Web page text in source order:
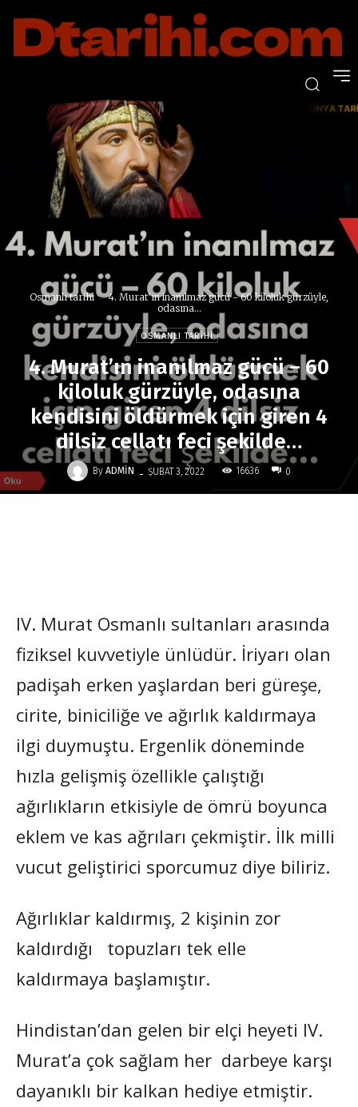
Osmanlı tarihi
4. Murat'ın inanılmaz gücü - 60 kiloluk gürzüyle,
odasına...
OSMANLI TARIHI
4. Murat’ın inanılmaz gücü – 60
kiloluk gürzüyle, odasına
kendisini öldürmek için giren 4
dilsiz cellatı feci şekilde…
By ADMIN - ŞUBAT 3, 2022 16636 0
IV. Murat Osmanlı sultanları arasında
fiziksel kuvvetiyle ünlüdür. İriyarı olan
padişah erken yaşlardan beri güreşe,
cirite, biniciliğe ve ağırlık kaldırmaya
ilgi duymuştu. Ergenlik döneminde
hızla gelişmiş özellikle çalıştığı
ağırlıkların etkisiyle de ömrü boyunca
eklem ve kas ağrıları çekmiştir. İlk milli
vucut geliştirici sporcumuz diye biliriz.
Ağırlıklar kaldırmış, 2 kişinin zor
kaldırdığı topuzları tek elle
kaldırmaya başlamıştır.
Hindistan’dan gelen bir elçi heyeti IV.
Murat’a çok sağlam her darbeye karşı
dayanıklı bir kalkan hediye etmiştir.